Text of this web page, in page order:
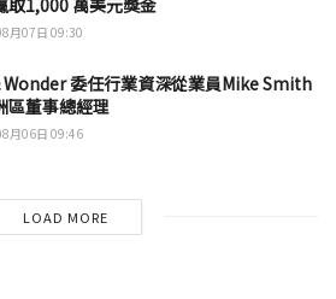
月07日 09:30
委任行業資深從業員Mike Smith
區董事總經理
月06日 09:46
LOAD MORE